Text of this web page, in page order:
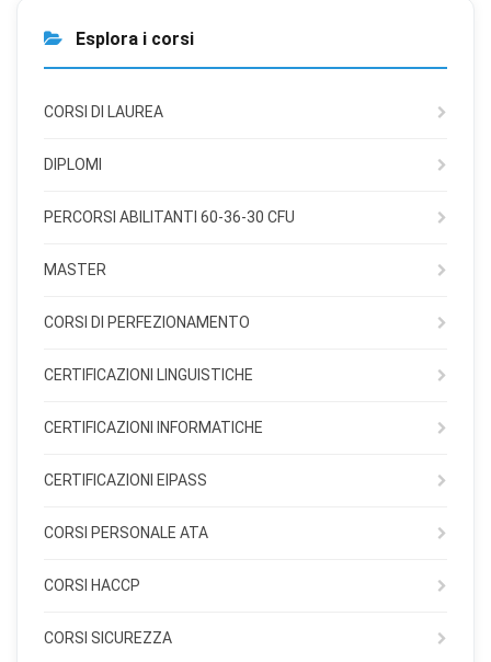
Esplora i corsi
CORSI DI LAUREA
DIPLOMI
PERCORSI ABILITANTI 60-36-30 CFU
MASTER
CORSI DI PERFEZIONAMENTO
CERTIFICAZIONI LINGUISTICHE
CERTIFICAZIONI INFORMATICHE
CERTIFICAZIONI EIPASS
CORSI PERSONALE ATA
CORSI HACCP
CORSI SICUREZZA